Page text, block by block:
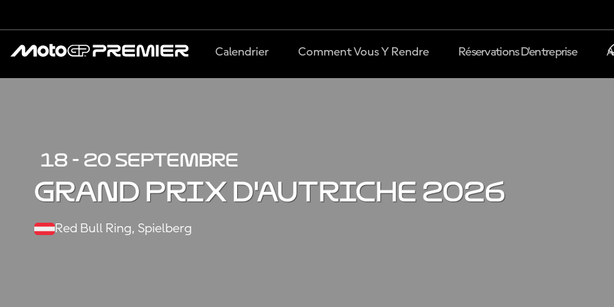
Calendrier Comment Vous Y Rendre Réservations D'entreprise
18 - 20 SEPTEMBRE
Grand Prix d'Autriche 2026
Red Bull Ring, Spielberg